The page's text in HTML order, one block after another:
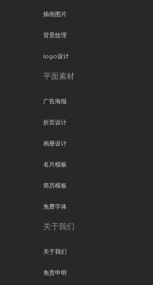
插画图片
背景纹理
logo设计
平面素材
广告海报
折页设计
画册设计
名片模板
简历模板
免费字体
关于我们
关于我们
免责申明